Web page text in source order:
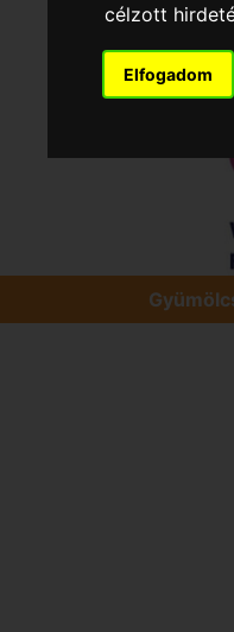
célzott
Elfogadom